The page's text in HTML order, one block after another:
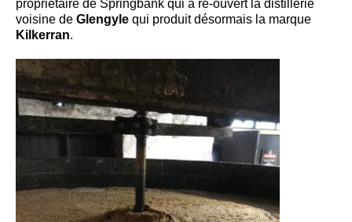
propriétaire de Springbank qui a ré-ouvert la distillerie
voisine de Glengyle qui produit désormais la marque
Kilkerran.